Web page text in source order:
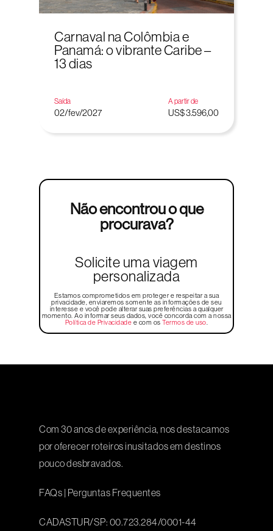
Carnaval na Colômbia e
Panamá: o vibrante Caribe –
13 dias
Saída
02/fev/2027
A partir de
US$ 3.596,00
Não encontrou o que
procurava?
Solicite uma viagem
personalizada
Estamos comprometidos em proteger e respeitar a sua
privacidade, enviaremos somente as informações de seu
interesse e você pode alterar suas preferências a qualquer
momento. Ao informar seus dados, você concorda com a nossa
Política de Privacidade e com osTermos de uso
Com 30 anos de experiência, nos destacamos
por oferecer roteiros inusitados em destinos
pouco desbravados.
FAQs | Perguntas Frequentes
CADASTUR/SP: 00.723.284/0001-44